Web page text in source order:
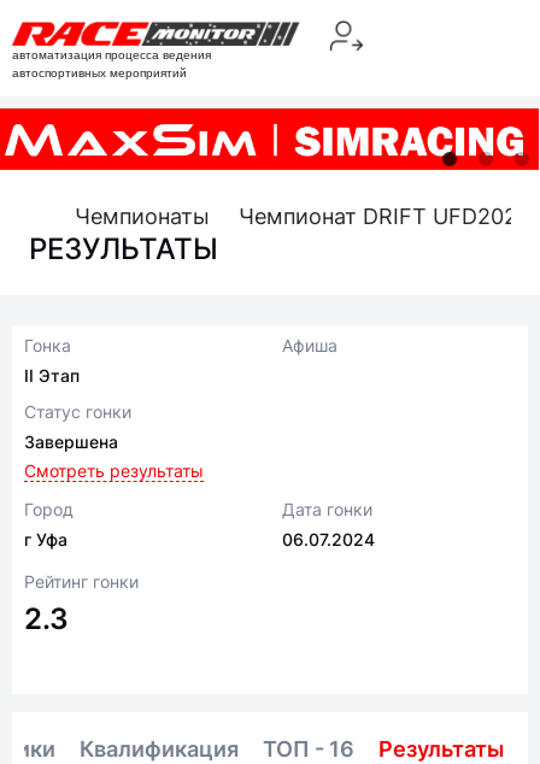
автоматизация процесса ведения
автоспортивных мероприятий
Чемпионаты Чемпионат DRIFT UFD2024
РЕЗУЛЬТАТЫ
Гонка
II Этап
Статус гонки
Завершена
Смотреть результаты
Афиша
Город
г Уфа
Дата гонки
06.07.2024
Рейтинг гонки
2.3
Квалификация ТОП - 16 Результаты